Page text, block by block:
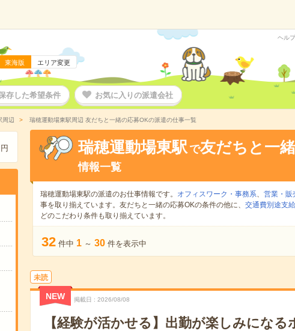
東海版 エリア変更
ヘル
存した希望条件 お気に入りの派遣会社
周辺 瑞穂運動場東駅周辺 友だちと一緒の応募OKの派遣の仕事一覧
円 瑞穂運動場東駅 で友だちと一
情報一覧
瑞穂運動場東駅の派遣のお仕事情報です。 オフィスワーク・事務系、 営業・販
事を取り揃えています。友だちと一緒の応募OKの条件の他に、 交通費別途支
どのこだわり条件も取り揃えています。
32 件中 1 ～ 30 件を表示中
未読
NEW 掲載日 2026/08/08
【経験が活かせる】出勤が楽しみにな